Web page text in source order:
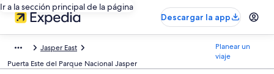
Ir a la sección principal de la página
Descargar la app
Jasper East
Puerta Este del Parque Nacional Jasper
Planear un
viaje